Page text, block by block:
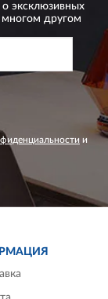
эксклюзивных
многом другом
и